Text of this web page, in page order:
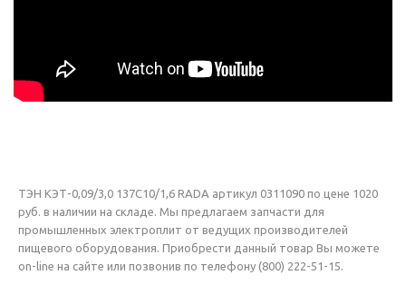
ТЭН КЭТ-0,09/3,0 137С10/1,6 RADA артикул 0311090 по цене 1020
руб. в наличии на складе. Мы предлагаем запчасти для
промышленных электроплит от ведущих производителей
пищевого оборудования. Приобрести данный товар Вы можете
on-line на сайте или позвонив по телефону (800) 222-51-15.